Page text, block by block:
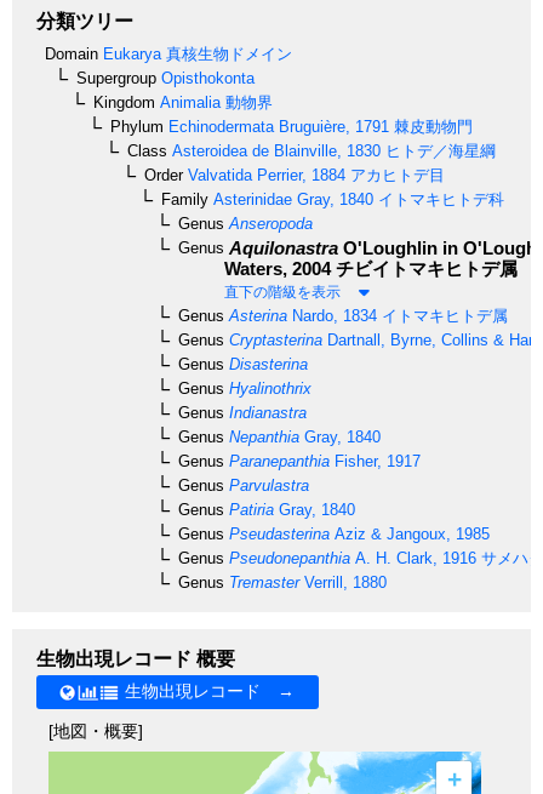
分類ツリー
Domain Eukarya 真核生物ドメイン
Supergroup Opisthokonta
Kingdom Animalia 動物界
Phylum Echinodermata Bruguière, 1791 棘皮動物門
Class Asteroidea de Blainville, 1830 ヒトデ／海星綱
OrderValvatida Perrier, 1884 アカヒトデ目
Family Asterinidae Gray, 1840 イトマキヒトデ科
Genus Anseropoda
Genus Aquilonastra O'Loughlin in
Waters, 2004チビイトマキヒトデ属
直下の階級を表示
Genus Asterina Nardo, 1834 イトマキヒトデ属
Genus Cryptasterina Dartnall, Byrne, Collins &
Genus Disasterina
Genus Hyalinothrix
Genus Indianastra
Genus Nepanthia Gray, 1840
Genus Paranepanthia Fisher, 1917
Genus Parvulastra
Genus Patiria Gray, 1840
Genus Pseudasterina Aziz & Jangoux, 1985
Genus Pseudonepanthia A. H. Clark, 1916 サメハ
Genus TremasterVerrill, 1880
生物出現レコード 概要
生物出現レコード →
[地図・概要]
+